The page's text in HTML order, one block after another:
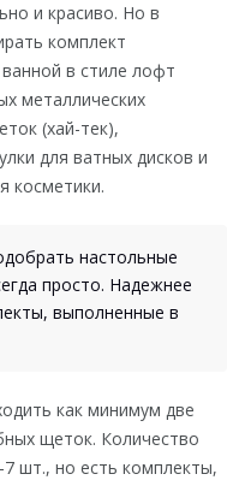
и красиво. Но в
комплект
в стиле лофт
металлических
(хай-тек),
для ватных дисков и
косметики.
настольные
просто. Надежнее
выполненные в
как минимум две
щеток. Количество
шт., но есть комплекты,